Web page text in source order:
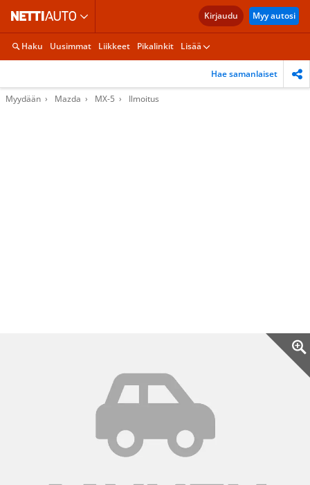
Kirjaudu Myy autosi
Haku Uusimmat Liikkeet Pikalinkit Lisää
Hae samanlaiset
Myydään Mazda MX-5 Ilmoitus